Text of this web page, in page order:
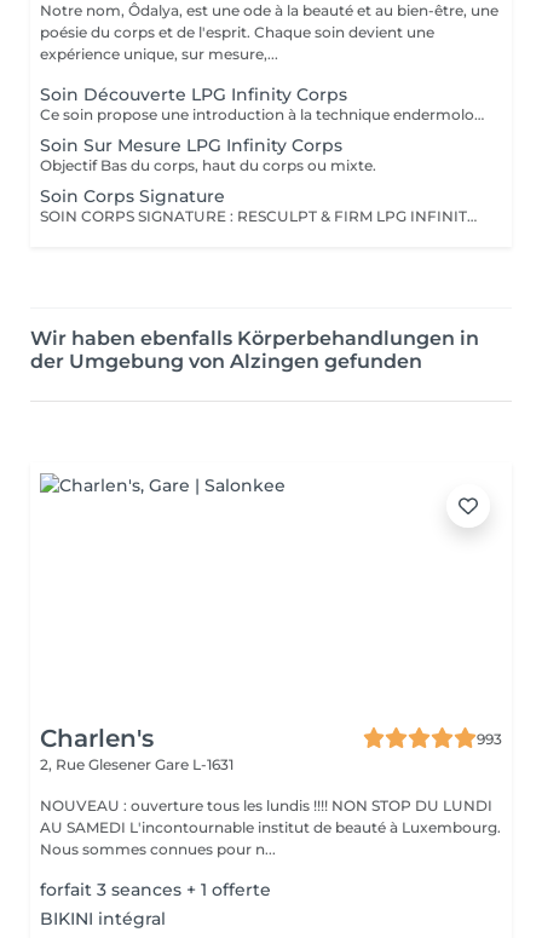
Notre nom, Ôdalya, est une ode à la beauté et au bien-être, une
poésie du corps et de l'esprit. Chaque soin devient une
expérience unique, sur mesure,...
Soin Découverte LPG Infinity Corps
Ce soin propose une introduction à la technique endermologie® afin de découvrir le potentiel des différentes stimulations cellulaires et les sensations uniques qu'elles procurent.
Soin Sur Mesure LPG Infinity Corps
Objectif Bas du corps, haut du corps ou mixte.
Soin Corps Signature
SOIN CORPS SIGNATURE : RESCULPT & FIRM LPG INFINITY® endermologie Ce soin de l'ensemble du corps raffermit la peau et redonne du galbe aux courbes pour retrouver une silhouette resculptée et plus ferme tout en procurant un grand moment de bien- être. SOIN CORPS SIGNATURE : CELLULITE LISSANT LPG INFINITY® endermologie Ce soin ciblé déstocke les graisses localisées, défibrose et assouplit les tissus pour traiter efficacement la cellulite adipeuse et fibreuse tout en procurant un grand moment de bien-être (40 min de massage LPG + 10 min de massage drainant manuel).
Wir haben ebenfalls Körperbehandlungen in
der Umgebung von Alzingen gefunden
Charlen's
993
2, Rue Glesener Gare L-1631
NOUVEAU : ouverture tous les lundis !!!! NON STOP DU LUNDI
AU SAMEDI L'incontournable institut de beauté à Luxembourg.
Nous sommes connues pour n...
forfait 3 seances + 1 offerte
BIKINI intégral